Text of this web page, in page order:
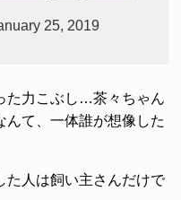
25, 2019
た力こぶし…茶々ちゃん
んて、一体誰が想像した
人は飼い主さんだけで